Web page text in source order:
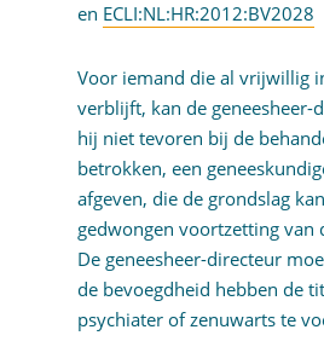
en ECLI:NL:HR:2012:BV2028
Voor iemand die al vrijwillig
verblijft, kan de geneesheer-
hij niet tevoren bij de
betrokken, een
afgeven, die de grondslag
gedwongen voortzetting van
De geneesheer-directeur
de bevoegdheid hebben de
psychiater of zenuwarts te